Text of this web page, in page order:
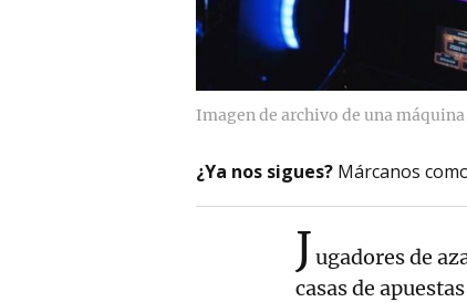
Imagen de archivo de una
¿Ya nos sigues? Márcanos
Jugadores de
casas de